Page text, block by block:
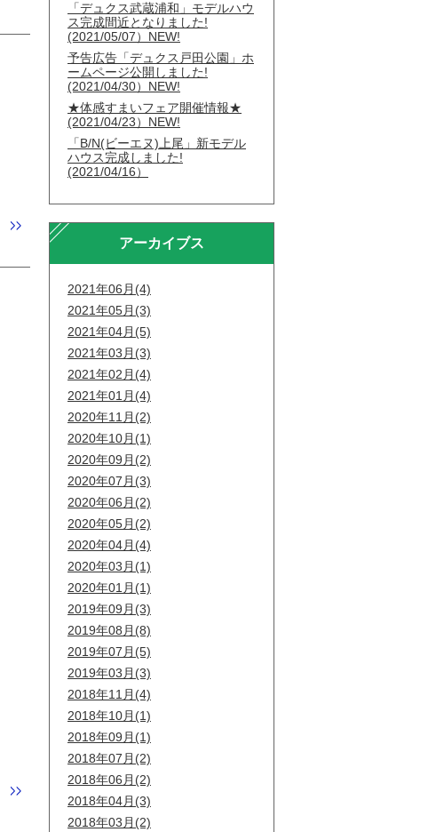
「デュクス武蔵浦和」モデルハウ
ス完成間近となりました!
(2021/05/07）NEW!
予告広告「デュクス戸田公園」ホ
ームページ公開しました!
(2021/04/30）NEW!
★体感すまいフェア開催情報★
(2021/04/23）NEW!
「B/N(ビーエヌ)上尾」新モデル
ハウス完成しました!
(2021/04/16）
アーカイブス
2021年06月(4)
2021年05月(3)
2021年04月(5)
2021年03月(3)
2021年02月(4)
2021年01月(4)
2020年11月(2)
2020年10月(1)
2020年09月(2)
2020年07月(3)
2020年06月(2)
2020年05月(2)
2020年04月(4)
2020年03月(1)
2020年01月(1)
2019年09月(3)
2019年08月(8)
2019年07月(5)
2019年03月(3)
2018年11月(4)
2018年10月(1)
2018年09月(1)
2018年07月(2)
2018年06月(2)
2018年04月(3)
2018年03月(2)